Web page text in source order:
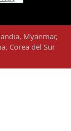
, Myanmar,
, Corea del Sur